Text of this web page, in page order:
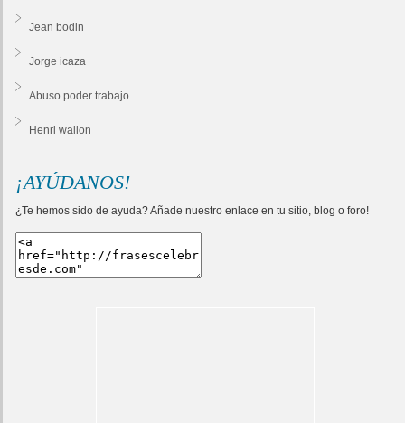
Jean bodin
Jorge icaza
Abuso poder trabajo
Henri wallon
¡AYÚDANOS!
¿Te hemos sido de ayuda? Añade nuestro enlace en tu sitio, blog o foro!